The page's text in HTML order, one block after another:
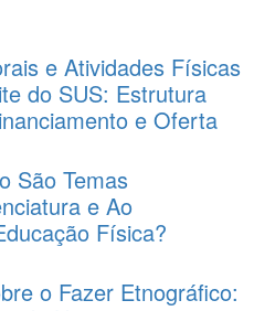
e Atividades Físicas
do SUS: Estrutura
e Oferta
São Temas
e Ao
Física?
o Fazer Etnográfico: